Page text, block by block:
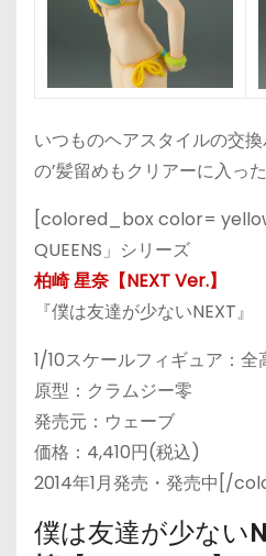
いつものヘアスタイルの交
の’髪留めもクリアーに入っ
[colored_box color=
QUEENS」シリーズ
柏崎 星奈【NEXT Ver.】
『僕は友達が少ないNEXT』
1/10スケールフィギュア：全
原型：クラムジー零
発売元：ウェーブ
価格：4,410円(税込)
2014年1月発売・発売中[/
僕は友達が少ない